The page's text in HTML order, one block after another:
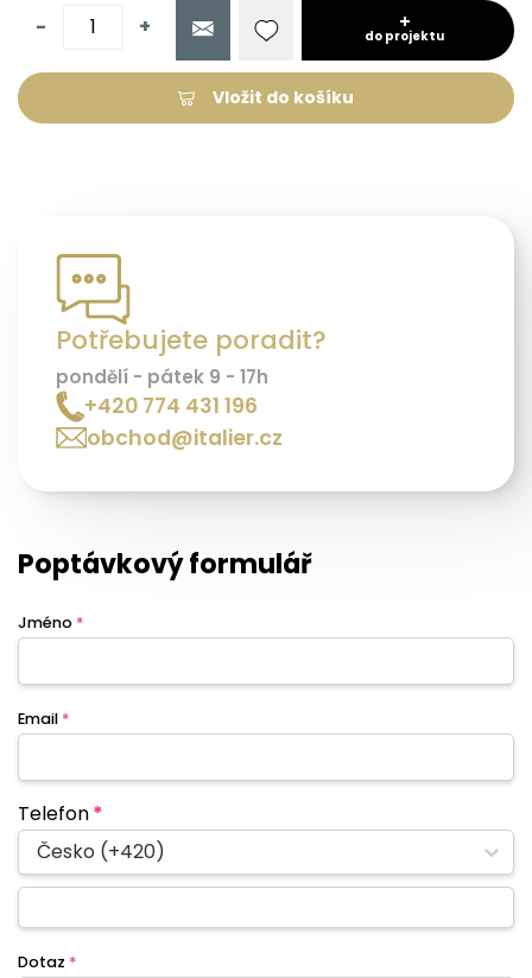
- +
Vložit do košíku
do projektu
Potřebujete poradit?
pondělí - pátek 9 - 17h
+420 774 431 196
obchod@italier.cz
Poptávkový formulář
Jméno *
Email *
Telefon*
Česko (+420)
Dotaz *